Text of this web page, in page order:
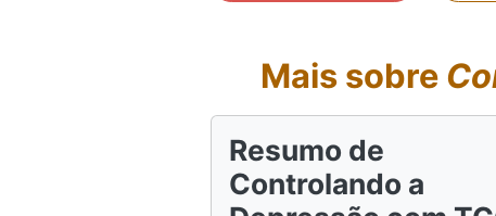
Mais sobre
Resumo de
Controlando a